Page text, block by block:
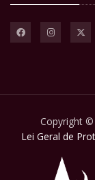
Copyright
Lei Geral de